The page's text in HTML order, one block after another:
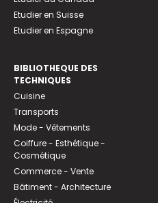
Etudier en Suisse
Etudier en Espagne
BIBLIOTHEQUE DES
TECHNIQUES
Cuisine
Transports
Mode - Vêtements
Coiffure - Esthétique -
Cosmétique
Commerce - Vente
Bâtiment - Architecture